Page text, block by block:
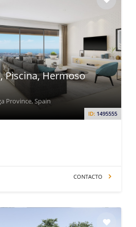
ID: 1495555
Piscina, Hermoso
Province, Spain
CONTACTO